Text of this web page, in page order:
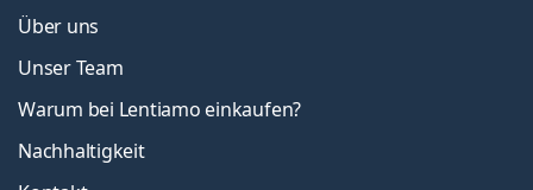
Über uns
Unser Team
Warum bei Lentiamo einkaufen?
Nachhaltigkeit